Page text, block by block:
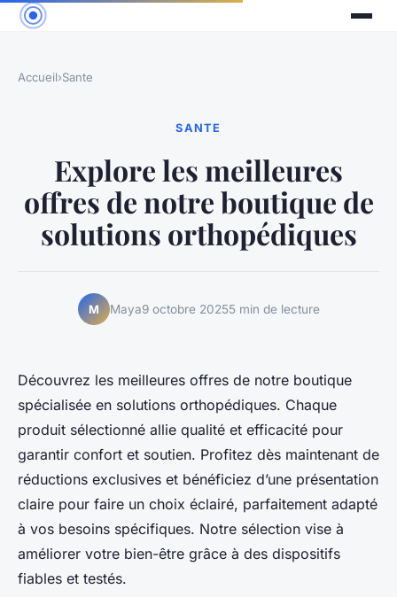
Accueil›Sante
SANTE
Explore les meilleures
offres de notre boutique de
solutions orthopédiques
M Maya9 octobre 20255 min de lecture
Découvrez les meilleures offres de notre boutique
spécialisée en solutions orthopédiques. Chaque
produit sélectionné allie qualité et efficacité pour
garantir confort et soutien. Profitez dès maintenant de
réductions exclusives et bénéficiez d’une présentation
claire pour faire un choix éclairé, parfaitement adapté
à vos besoins spécifiques. Notre sélection vise à
améliorer votre bien-être grâce à des dispositifs
fiables et testés.